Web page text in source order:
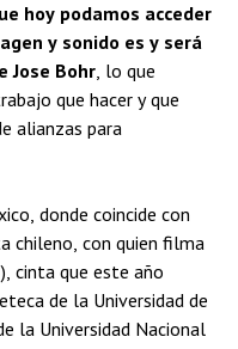
hoy podamos acceder
y sonido es y será
Jose Bohr, lo que
que hacer y que
alianzas para
donde coincide con
chileno, con quien filma
cinta que este año
de la Universidad de
la Universidad Nacional